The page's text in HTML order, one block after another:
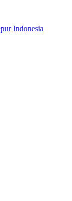
Indonesia